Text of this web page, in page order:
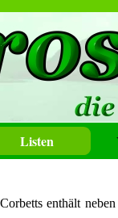
Listen
enthält